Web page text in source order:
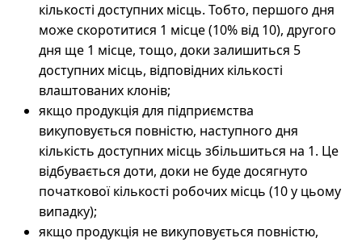
кількості доступних місць. Тобто, першого дня
може скоротитися 1 місце (10% від 10), другого
дня ще 1 місце, тощо, доки залишиться 5
доступних місць, відповідних кількості
влаштованих клонів;
якщо продукція для підприємства
викуповується повністю, наступного дня
кількість доступних місць збільшиться на 1. Це
відбувається доти, доки не буде досягнуто
початкової кількості робочих місць (10 у цьому
випадку);
якщо продукція не викуповується повністю,